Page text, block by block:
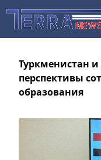
Туркменистан и
перспективы
образования